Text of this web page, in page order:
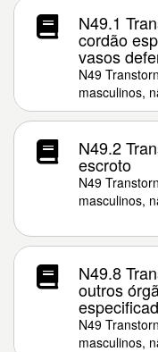
N49.1
cordão
vasos
N49
masculinos,
N49.2
escroto
N49
masculinos,
N49.8
outros
N49
masculinos,